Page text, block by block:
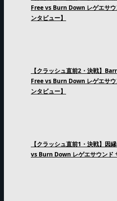
Free vs Burn Down レゲエサウ
ンタビュー】
【クラッシュ直前2・決戦】
Free vs Burn Down レゲエサウ
ンタビュー】
【クラッシュ直前1・決戦】因
vs Burn Down レゲエサウンド